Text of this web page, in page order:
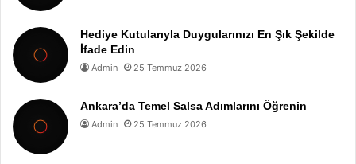
Hediye Kutularıyla Duygularınızı En Şık Şekilde
İfade Edin
Admin 25 Temmuz 2026
Ankara’da Temel Salsa Adımlarını Öğrenin
Admin 25 Temmuz 2026